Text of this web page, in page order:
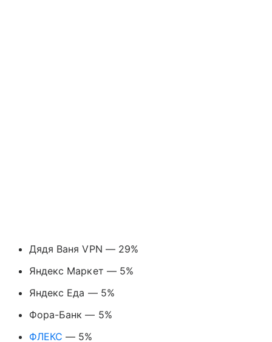
Дядя Ваня VPN — 29%
Яндекс Маркет — 5%
Яндекс Еда — 5%
Фора-Банк — 5%
ФЛЕКС — 5%